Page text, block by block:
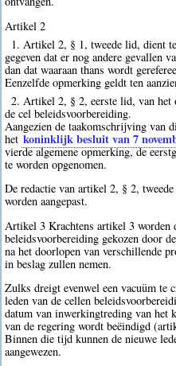
Artikel 2
1. Artikel 2, § 1, tweede lid, dient
gegeven dat er nog andere gevallen
dan dat waaraan thans wordt
Eenzelfde opmerking geldt ten
2. Artikel 2, § 2, eerste lid, van het
de cel beleidsvoorbereiding.
Aangezien de taakomschrijving van
het koninklijk besluit van 7
vierde algemene opmerking, de
te worden opgenomen.
De redactie van artikel 2, § 2,
worden aangepast.
Artikel 3 Krachtens artikel 3 worden
beleidsvoorbereiding gekozen door
na het doorlopen van verschillende
in beslag zullen nemen.
Zulks dreigt evenwel een vacuüm te
leden van de cellen
datum van inwerkingtreding van het
van de regering wordt beëindigd
Binnen die tijd kunnen de nieuwe
aangewezen.